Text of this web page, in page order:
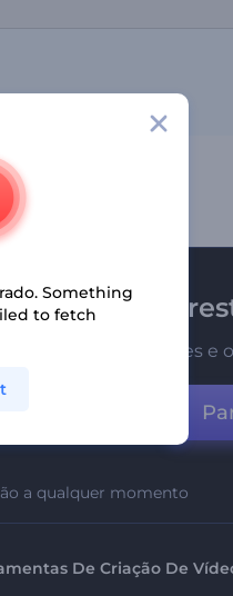
da
últimas novidades e
a qualquer momento
De Criação De
Something
to fetch